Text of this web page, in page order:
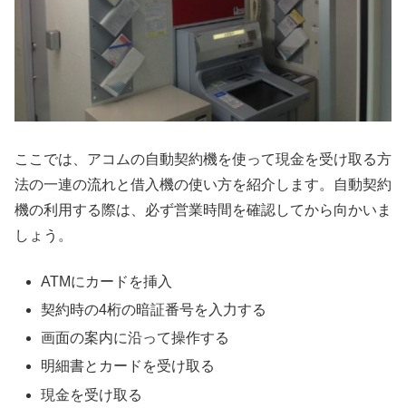
ここでは、アコムの自動契約機を使って現金を受け取る方
法の一連の流れと借入機の使い方を紹介します。自動契約
機の利用する際は、必ず営業時間を確認してから向かいま
しょう。
ATMにカードを挿入
契約時の4桁の暗証番号を入力する
画面の案内に沿って操作する
明細書とカードを受け取る
現金を受け取る